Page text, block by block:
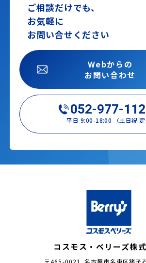
ご相談だけでも、
お気軽に
お問い合せください
052-977-
平日 9:00-18:00 （土日祝 定
Webからの
お問い合わせ
コスモス・ベリーズ株
〒465-0021 名古屋市名東区猪